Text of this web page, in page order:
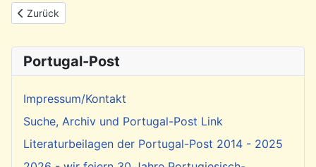
Vorheriger Beitrag: Rückblick: Vernissage zur Ausstellung mit
Zurück
Portugal-Post
Impressum/Kontakt
Suche, Archiv und Portugal-Post Link
Literaturbeilagen der Portugal-Post 2014 - 2025